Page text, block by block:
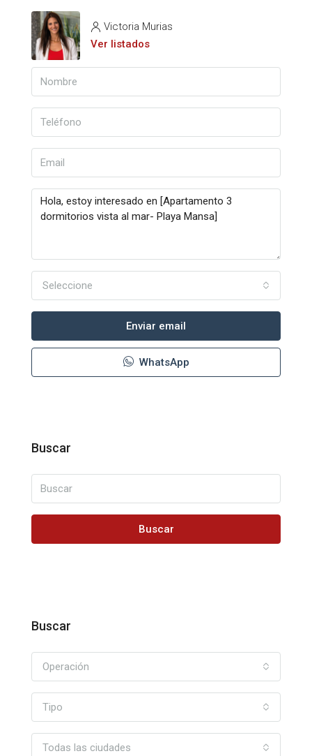
Victoria Murias
Ver listados
Seleccione
Enviar email
WhatsApp
Buscar
Buscar
Buscar
Operación
Tipo
Todas las ciudades